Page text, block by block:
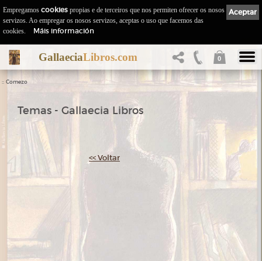
GallaeciaLibros.com 0
:: Comezo
Temas - Gallaecia Libros
<< Voltar
Aceptar
Empregamos cookies propias e de terceiros que nos permiten ofrecer os nosos
servizos. Ao empregar os nosos servizos, aceptas o uso que facemos das
cookies.
Máis información